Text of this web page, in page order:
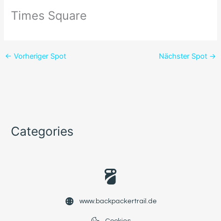
Times Square
← Vorheriger Spot Nächster Spot →
Categories
www.backpackertrail.de